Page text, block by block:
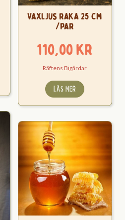
Vaxljus raka 25 cm
/par
110,00kr
Räftens Bigårdar
LÄS MER